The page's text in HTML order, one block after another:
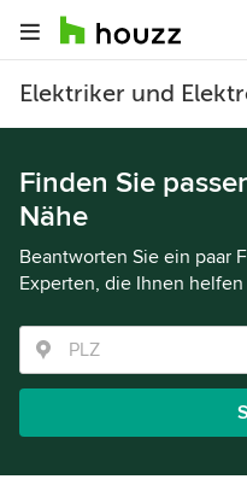
Elektriker und
Finden Sie
Nähe
Beantworten Sie ein paar
Experten, die Ihnen